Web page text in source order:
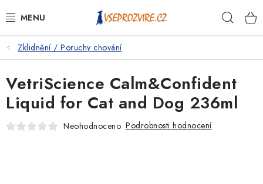
na
PSI
KOČKY
KONĚ
Zklidnění / Poruchy chování
VetriScience Calm&Confident
Liquid for Cat and Dog 236ml
Neohodnoceno Podrobnosti hodnocení